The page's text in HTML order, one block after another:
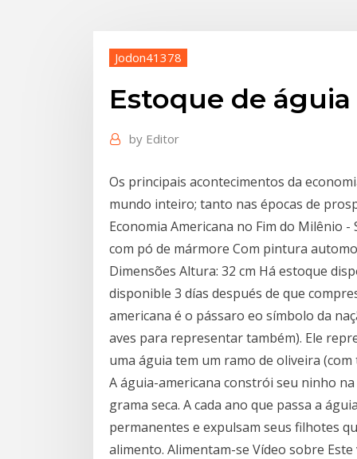
Jodon41378
Estoque de
by Editor
Os principais acontecimentos da
mundo inteiro; tanto nas épocas de
Economia Americana no Fim do Milênio
com pó de mármore Com pintura
Dimensões Altura: 32 cm Há estoque
disponible 3 días después de que
americana é o pássaro eo símbolo da
aves para representar também). Ele
uma águia tem um ramo de oliveira
A águia-americana constrói seu ninho
grama seca. A cada ano que passa a
permanentes e expulsam seus filhotes
alimento. Alimentam-se Vídeo sobre